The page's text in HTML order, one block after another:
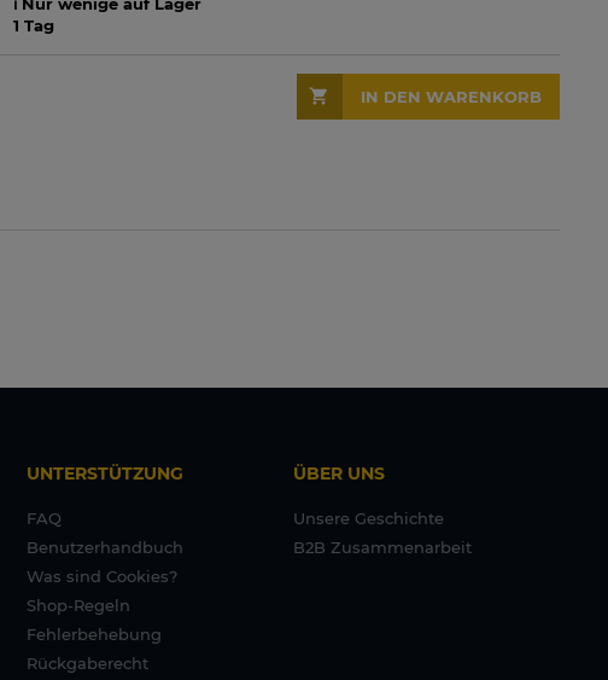
1 Tag
IN DEN WARENKORB
UNTERSTÜTZUNG
FAQ
Benutzerhandbuch
Was sind Cookies?
Shop-Regeln
Fehlerbehebung
Rückgaberecht
ÜBER UNS
Unsere Geschichte
B2B Zusammenarbeit